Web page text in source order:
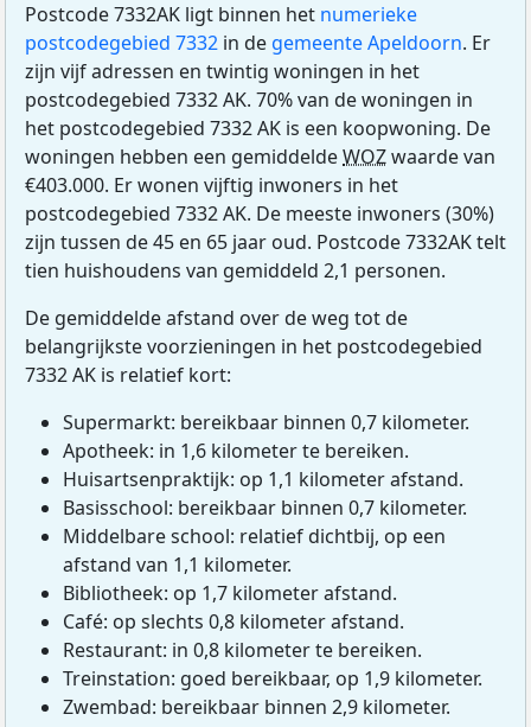
Postcode 7332AK ligt binnen het numerieke
postcodegebied 7332 in de gemeente Apeldoorn. Er
zijn vijf adressen en twintig woningen in het
postcodegebied 7332 AK. 70% van de woningen in
het postcodegebied 7332 AK is een koopwoning. De
woningen hebben een gemiddeldeWOZwaarde van
€403.000. Er wonen vijftig inwoners in het
postcodegebied 7332 AK. De meeste inwoners (30%)
zijn tussen de 45 en 65 jaar oud. Postcode 7332AK telt
tien huishoudens van gemiddeld 2,1 personen.
De gemiddelde afstand over de weg tot de
belangrijkste voorzieningen in het postcodegebied
7332 AK is relatief kort:
Supermarkt: bereikbaar binnen 0,7 kilometer.
Apotheek: in 1,6 kilometer te bereiken.
Huisartsenpraktijk: op 1,1 kilometer afstand.
Basisschool: bereikbaar binnen 0,7 kilometer.
Middelbare school: relatief dichtbij, op een
afstand van 1,1 kilometer.
Bibliotheek: op 1,7 kilometer afstand.
Café: op slechts 0,8 kilometer afstand.
Restaurant: in 0,8 kilometer te bereiken.
Treinstation: goed bereikbaar, op 1,9 kilometer.
Zwembad: bereikbaar binnen 2,9 kilometer.